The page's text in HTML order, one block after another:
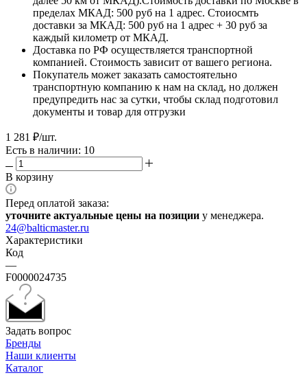
пределах МКАД: 500 руб на 1 адрес. Стоиосмть
доставки за МКАД: 500 руб на 1 адрес + 30 руб за
каждый километр от МКАД.
Доставка по РФ осуществляется транспортной
компанией. Стоимость зависит от вашего региона.
Покупатель может заказать самостоятельно
транспортную компанию к нам на склад, но должен
предупредить нас за сутки, чтобы склад подготовил
документы и товар для отгрузки
1 281 ₽/шт.
Есть в наличии: 10
В корзину
Перед оплатой заказа:
уточните актуальные цены на позиции у менеджера.
24@balticmaster.ru
Характеристики
Код
—
F0000024735
Задать вопрос
Бренды
Наши клиенты
Каталог